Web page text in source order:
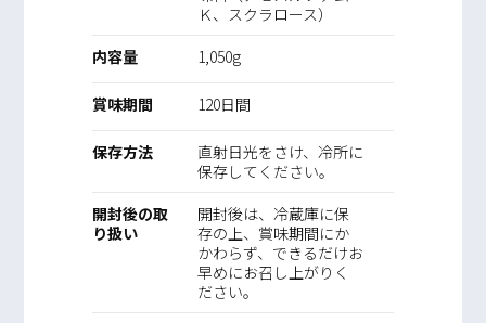
Ｋ、スクラロース）
内容量
1,050g
賞味期間 120日間
保存方法
直射日光をさけ、冷所に
保存してください。
開封後の取
り扱い
開封後は、冷蔵庫に保
存の上、賞味期間にか
かわらず、できるだけお
早めにお召し上がりく
ださい。